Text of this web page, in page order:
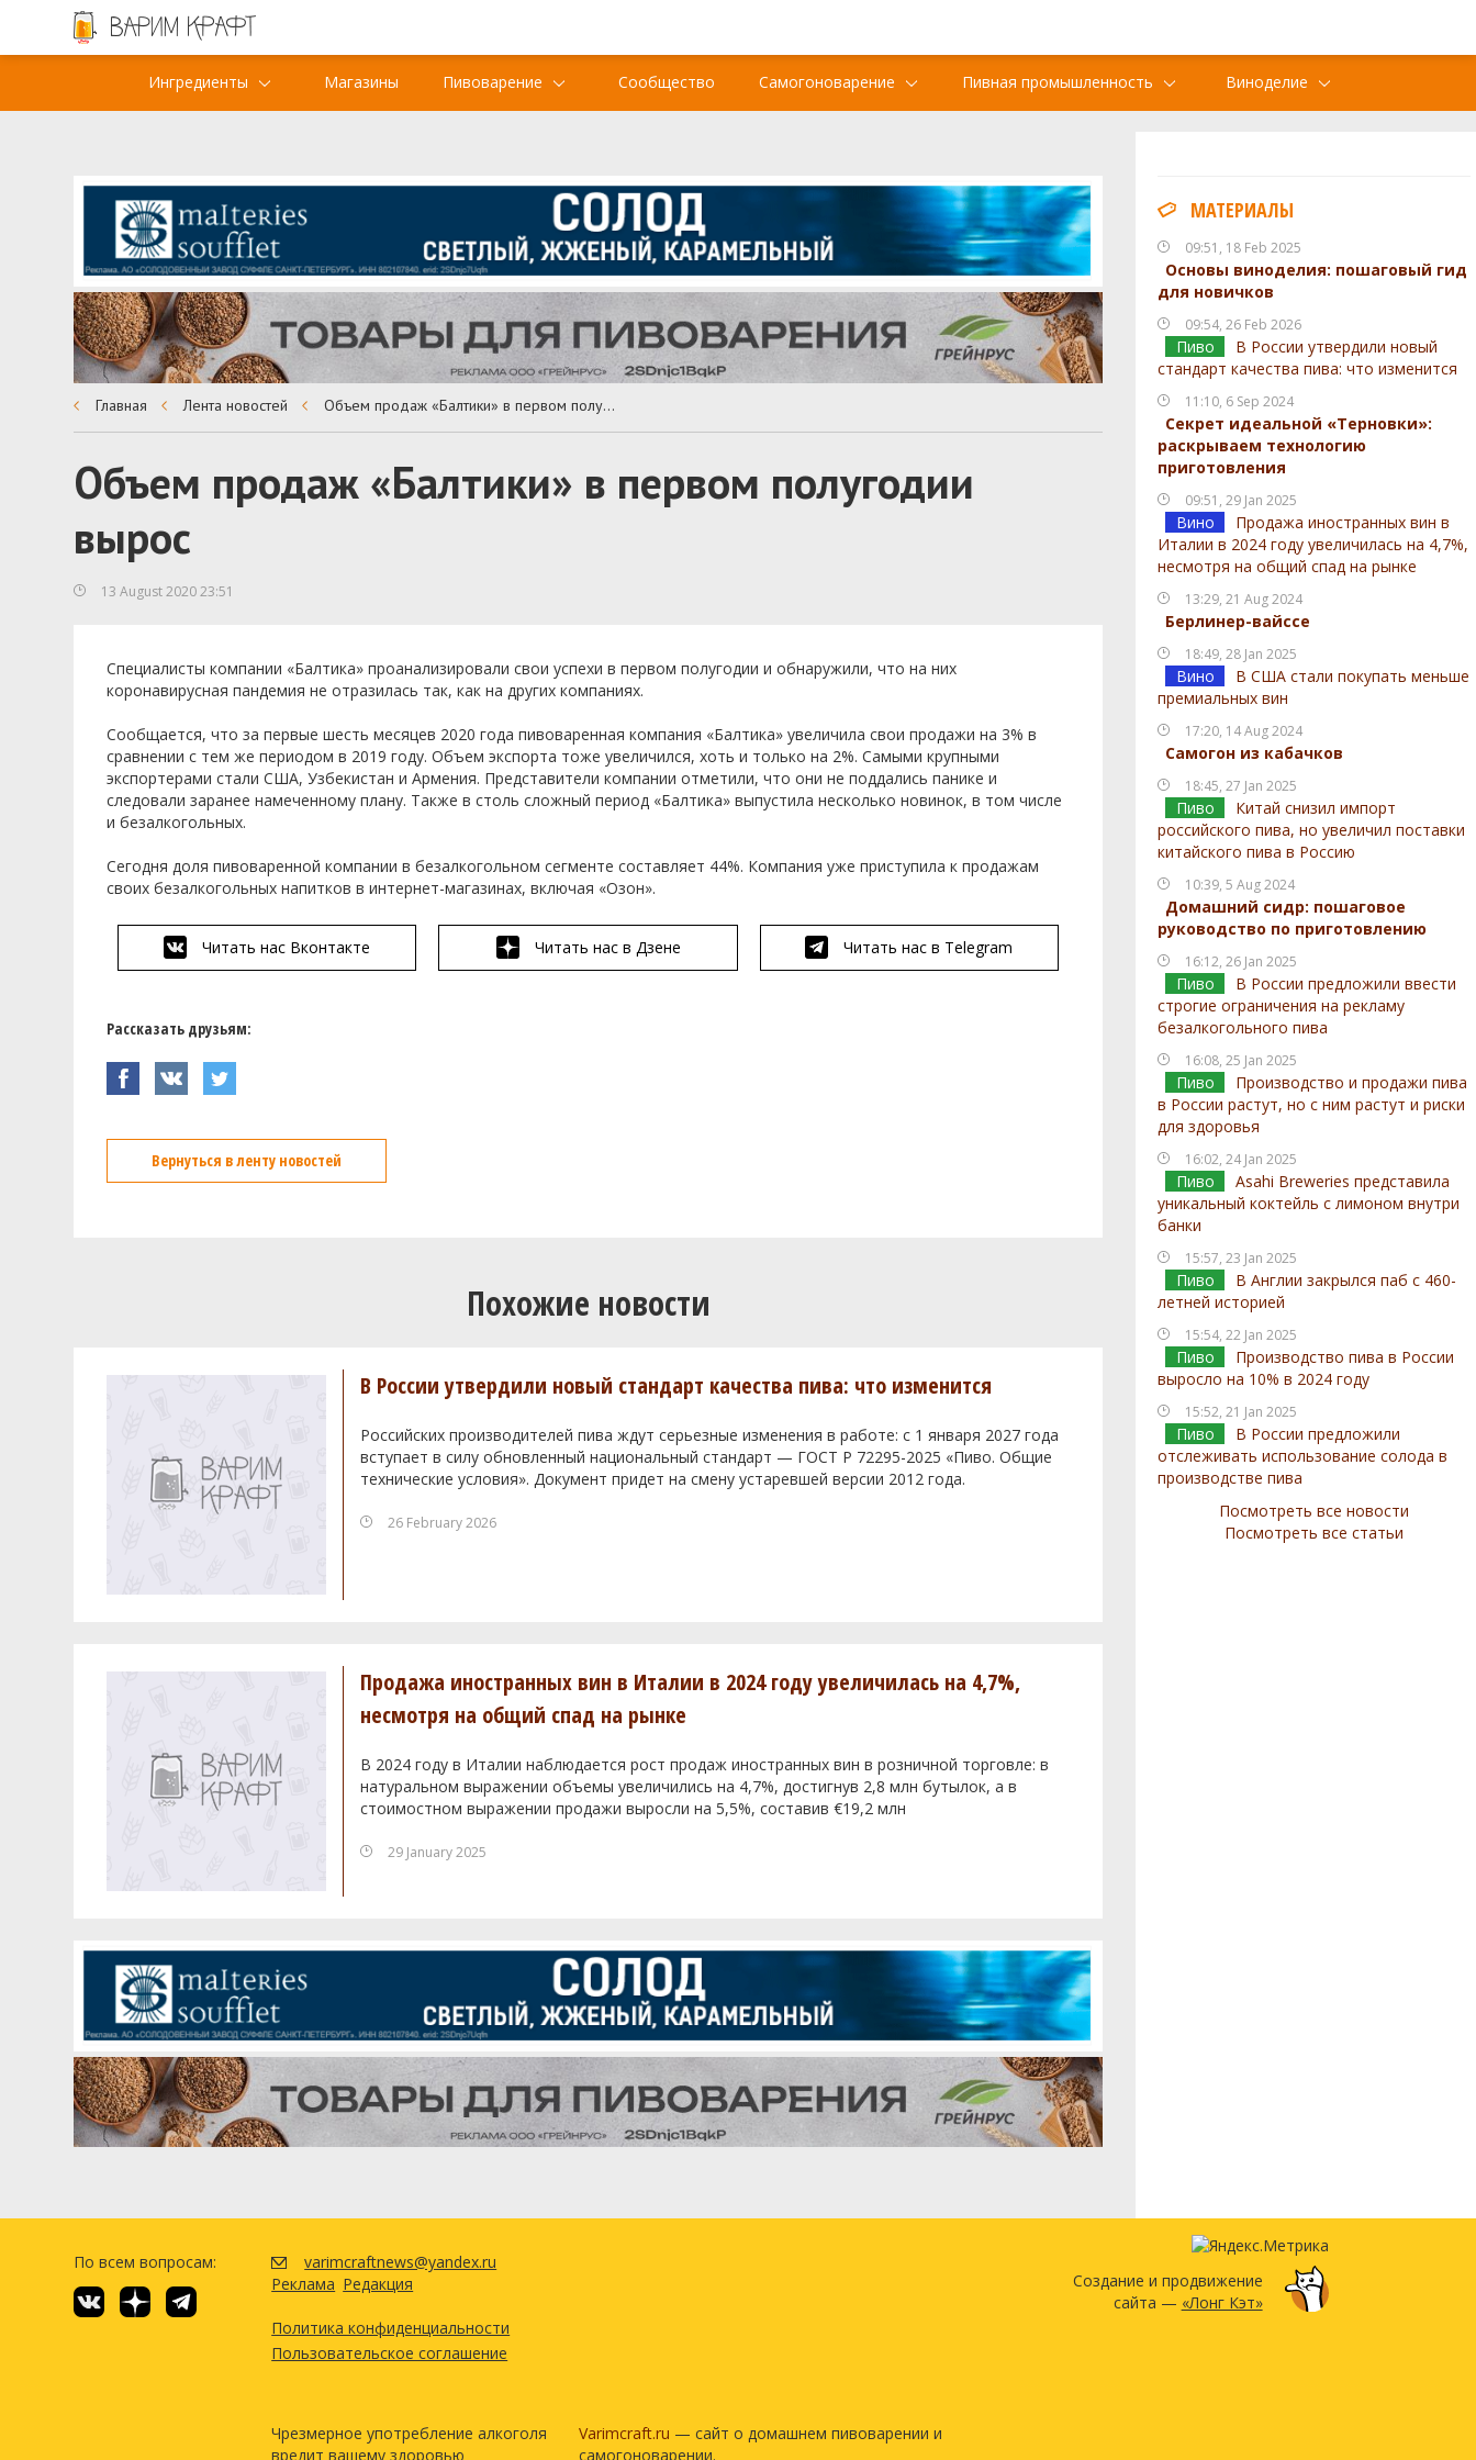
Ингредиенты Магазины Пивоварение Сообщество Самогоноварение Пивная промышленность Виноделие
МАТЕРИАЛЫ
09:51, 18 Feb 2025
Основы виноделия: пошаговый гид
для новичков
09:54, 26 Feb 2026
Пиво
В России утвердили новый
стандарт качества пива: что изменится
11:10, 6 Sep 2024
Секрет идеальной «Терновки»:
раскрываем технологию
приготовления
09:51, 29 Jan 2025
Вино
Продажа иностранных вин в
Италии в 2024 году увеличилась на 4,7%,
несмотря на общий спад на рынке
13:29, 21 Aug 2024
Берлинер-вайссе
18:49, 28 Jan 2025
Вино
В США стали покупать меньше
премиальных вин
17:20, 14 Aug 2024
Самогон из кабачков
18:45, 27 Jan 2025
Пиво
Китай снизил импорт
российского пива, но увеличил поставки
китайского пива в Россию
10:39, 5 Aug 2024
Домашний сидр: пошаговое
руководство по приготовлению
16:12, 26 Jan 2025
Пиво
В России предложили ввести
строгие ограничения на рекламу
безалкогольного пива
16:08, 25 Jan 2025
Пиво
Производство и продажи пива
в России растут, но с ним растут и риски
для здоровья
16:02, 24 Jan 2025
Пиво
Asahi Breweries представила
уникальный коктейль с лимоном внутри
банки
15:57, 23 Jan 2025
Пиво
В Англии закрылся паб с 460-
летней историей
15:54, 22 Jan 2025
Пиво
Производство пива в России
выросло на 10% в 2024 году
15:52, 21 Jan 2025
Пиво
В России предложили
отслеживать использование солода в
производстве пива
Посмотреть все новости
Посмотреть все статьи
Главная Лента новостей Объем продаж «Балтики» в первом полугодии вырос
Объем продаж «Балтики» в первом полугодии
вырос
13 August 2020 23:51
Специалисты компании «Балтика» проанализировали свои успехи в первом полугодии и обнаружили, что на них
коронавирусная пандемия не отразилась так, как на других компаниях.
Сообщается, что за первые шесть месяцев 2020 года пивоваренная компания «Балтика» увеличила свои продажи на 3% в
сравнении с тем же периодом в 2019 году. Объем экспорта тоже увеличился, хоть и только на 2%. Самыми крупными
экспортерами стали США, Узбекистан и Армения. Представители компании отметили, что они не поддались панике и
следовали заранее намеченному плану. Также в столь сложный период «Балтика» выпустила несколько новинок, в том числе
и безалкогольных.
Сегодня доля пивоваренной компании в безалкогольном сегменте составляет 44%. Компания уже приступила к продажам
своих безалкогольных напитков в интернет-магазинах, включая «Озон».
Читать нас Вконтакте Читать нас в Дзене Читать нас в Telegram
Рассказать друзьям:
Вернуться в ленту новостей
Похожие новости
В России утвердили новый стандарт качества пива: что изменится
Российских производителей пива ждут серьезные изменения в работе: с 1 января 2027 года
вступает в силу обновленный национальный стандарт — ГОСТ Р 72295-2025 «Пиво. Общие
технические условия». Документ придет на смену устаревшей версии 2012 года.
26 February 2026
Продажа иностранных вин в Италии в 2024 году увеличилась на 4,7%,
несмотря на общий спад на рынке
В 2024 году в Италии наблюдается рост продаж иностранных вин в розничной торговле: в
натуральном выражении объемы увеличились на 4,7%, достигнув 2,8 млн бутылок, а в
стоимостном выражении продажи выросли на 5,5%, составив €19,2 млн
29 January 2025
По всем вопросам:
varimcraftnews@yandex.ru
Реклама Редакция
Политика конфиденциальности
Пользовательское соглашение
Чрезмерное употребление алкоголя
вредит вашему здоровью
Varimcraft.ru — сайт о домашнем пивоварении и
самогоноварении.
Создание и продвижение
сайта — «Лонг Кэт»